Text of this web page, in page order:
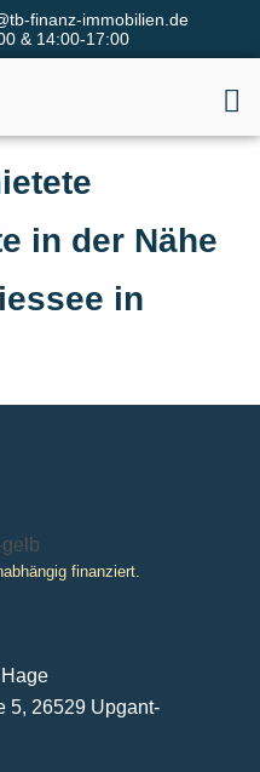
finanz-immobilien.de
& 14:00-17:00
in der Nähe
in
finanziert.
5, 26529 Upgant-